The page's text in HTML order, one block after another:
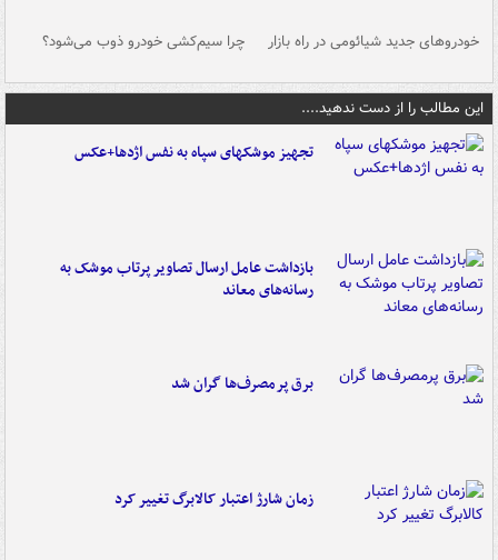
خودروهای جدید شیائومی در راه بازار چرا سیم‌کشی خودرو ذوب می‌شود؟
این مطالب را از دست ندهید....
تجهیز موشکهای سپاه به نفس اژدها+عکس
بازداشت عامل ارسال تصاویر پرتاب موشک به
رسانه‌های معاند
برق پرمصرف‌ها گران شد
زمان شارژ اعتبار کالابرگ تغییر کرد